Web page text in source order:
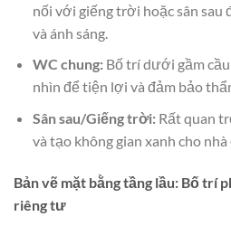
nối với giếng trời hoặc sân sau
và ánh sáng.
WC chung:Bố trí dưới gầm
nhìn để tiện lợi và đảm bảo
Sân sau/Giếng trời:Rất quan
và tạo không gian xanh cho nhà
Bản vẽ mặt bằng tầng lầu: Bố trí
riêng tư